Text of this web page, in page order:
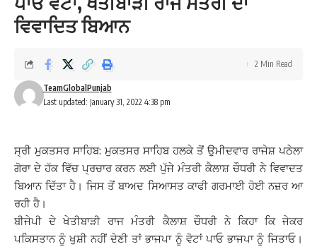
ਵਿਵਾਦਿਤ ਬਿਆਨ
Last updated: January 31, 2022 4:38 pm
TeamGlobalPunjab
2 Min Read
ਸ੍ਰੀ ਮੁਕਤਸਰ ਸਾਹਿਬ: ਮੁਕਤਸਰ ਸਾਹਿਬ ਹਲਕੇ ਤੋਂ ਉਮੀਦਵਾਰ ਰਾਜੇਸ਼ ਪਠੇਲਾ
ਗੋਰਾ ਦੇ ਹੱਕ ਵਿੱਚ ਪ੍ਰਚਾਰ ਕਰਨ ਲਈ ਪੁੱਜੇ ਮੰਤਰੀ ਕੈਲਾਸ਼ ਚੌਧਰੀ ਨੇ ਵਿਵਾਦਤ
ਬਿਆਨ ਦਿੱਤਾ ਹੈ। ਜਿਸ ਤੋਂ ਬਾਅਦ ਸਿਆਸਤ ਕਾਫੀ ਗਰਮਾਈ ਹੋਈ ਨਜ਼ਰ ਆ
ਰਹੀ ਹੈ।
ਬੀਜੇਪੀ ਦੇ ਖੇਤੀਬਾੜੀ ਰਾਜ ਮੰਤਰੀ ਕੈਲਾਸ਼ ਚੌਧਰੀ ਨੇ ਕਿਹਾ ਕਿ ਜੇਕਰ
ਪਕਿਸਤਾਨ ਨੂੰ ਖੁਸ਼ੀ ਨਹੀਂ ਦੇਣੀ ਤਾਂ ਭਾਜਪਾ ਨੂੰ ਵੋਟਾਂ ਪਾਓ ਭਾਜਪਾ ਨੂੰ ਜਿਤਾਓ।